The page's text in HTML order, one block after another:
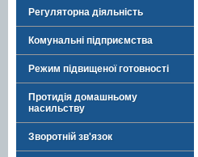
Регуляторна діяльність
Комунальні підприємства
Режим підвищеної готовності
Протидія домашньому
насильству
Зворотній зв'язок